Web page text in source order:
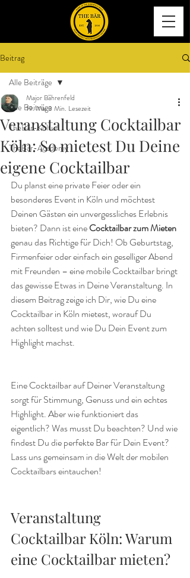
Beitrag
Alle Beiträge
TheBär-Kultur
TheBär-Academy
Alle Beiträge
Veranstaltung Cocktailbar
Köln: So mietest Du Deine
eigene Cocktailbar
Major Bährenfeld
19. Mai3 Min. Lesezeit
Du planst eine private Feier oder ein
besonderes Event in Köln und möchtest
Deinen Gästen ein unvergessliches Erlebnis
bieten? Dann ist eine Cocktailbar zum Mieten
genau das Richtige für Dich! Ob Geburtstag,
Firmenfeier oder einfach ein geselliger Abend
mit Freunden – eine mobile Cocktailbar bringt
das gewisse Etwas in Deine Veranstaltung. In
diesem Beitrag zeige ich Dir, wie Du eine
Cocktailbar in Köln mietest, worauf Du
achten solltest und wie Du Dein Event zum
Highlight machst.
Eine Cocktailbar auf Deiner Veranstaltung
sorgt für Stimmung, Genuss und ein echtes
Highlight. Aber wie funktioniert das
eigentlich? Was musst Du beachten? Und wie
findest Du die perfekte Bar für Dein Event?
Lass uns gemeinsam in die Welt der mobilen
Cocktailbars eintauchen!
Veranstaltung
Cocktailbar Köln: Warum
eine Cocktailbar mieten?